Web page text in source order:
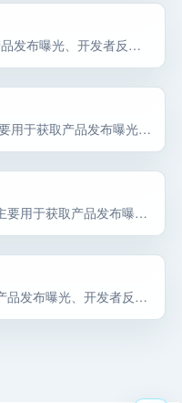
Fox News 主要用于获取产品发布曝光、开发者反馈、趋势信息、开源项目线索或创业学习资源。Fox News 主要用于获取产品发布曝光、开发者反馈、趋势信息、开源项目线索或创业学习资源。Fox News 主要用于获取产品发布曝光… 选择前重点看价格、上手门槛、风险和替代方案。
Search Engine Journal 主要用于获取产品发布曝光、开发者反馈、趋势信息、开源项目线索或创业学习资源。Search Engine Journal 主要用于获取产品发布曝光、开发者反馈、趋势信息、开源项目线索或创业学习资源。Search En… 选择前重点看价格、上手门槛、风险和替代方案。
The Pragmatic Engineer 主要用于获取产品发布曝光、开发者反馈、趋势信息、开源项目线索或创业学习资源。The Pragmatic Engineer 主要用于获取产品发布曝光、开发者反馈、趋势信息、开源项目线索或创业学习资源。The Prag… 选择前重点看价格、上手门槛、风险和替代方案。
BBC中文网 主要用于获取产品发布曝光、开发者反馈、趋势信息、开源项目线索或创业学习资源。BBC中文网 主要用于获取产品发布曝光、开发者反馈、趋势信息、开源项目线索或创业学习资源。BBC中文网 主要用于获取产品发布曝光、开发者反… 选择前重点看价格、上手门槛、风险和替代方案。